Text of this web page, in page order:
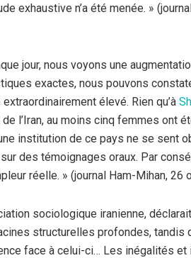
exhaustive n’a été menée. »
jour, nous voyons une
exactes, nous pouvons
élevé. Rien qu’à
l’Iran, au moins cinq femmes ont
institution de ce pays ne se sent
des témoignages oraux. Par
réelle. » (journal Ham-Mihan, 26
sociologique iranienne,
structurelles profondes, tandis
face à celui-ci… Les inégalités et